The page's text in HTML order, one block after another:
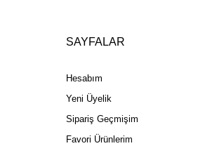
SAYFALAR
Hesabım
Yeni Üyelik
Sipariş Geçmişim
Favori Ürünlerim